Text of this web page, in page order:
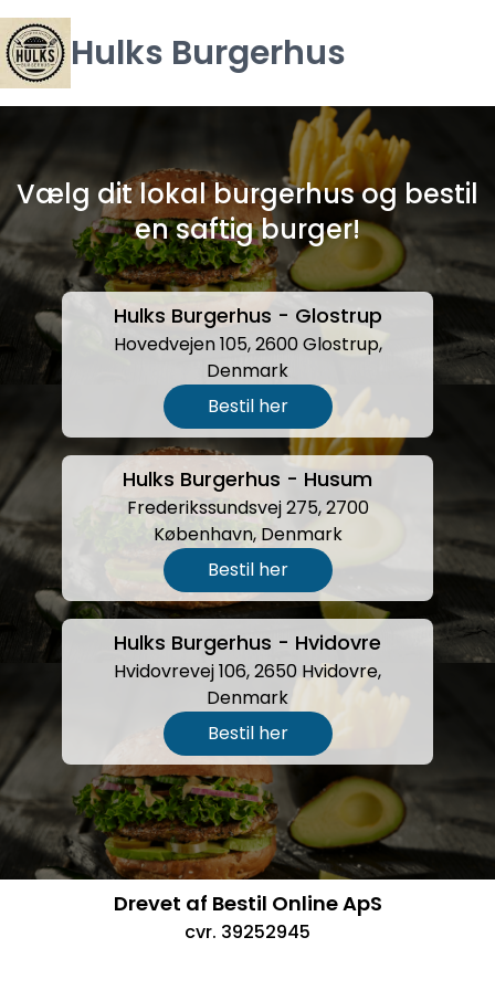
Hulks Burgerhus
Vælg dit lokal burgerhus og bestil
en saftig burger!
Hulks Burgerhus - Glostrup
Hovedvejen 105, 2600 Glostrup,
Denmark
Bestil her
Hulks Burgerhus - Husum
Frederikssundsvej 275, 2700
København, Denmark
Bestil her
Hulks Burgerhus - Hvidovre
Hvidovrevej 106, 2650 Hvidovre,
Denmark
Bestil her
Drevet af Bestil Online ApS
cvr. 39252945